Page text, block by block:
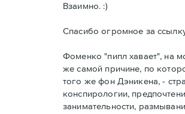
Взаимно. :)
Спасибо огромное за
Фоменко "пипл хавает", на
же самой причине, по
того же фон Дэникена, -
конспирологии,
занимательности,